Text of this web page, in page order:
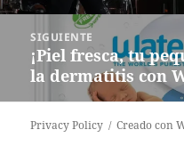
SIGUIENTE
Siguiente
entrada:
¡Piel fresca, tu
la dermatitis con
Privacy Policy Creado con